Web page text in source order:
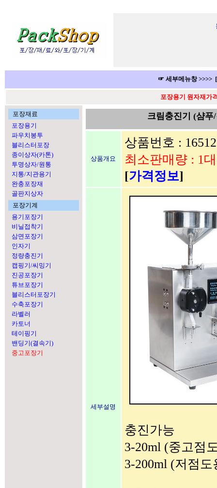
☞ 세부메뉴창
포장용기 원자재가
포장재료
포장용기
파우치봉투
블리스터포장
종이상자(카톤)
투명상자/원통
지통/지관용기
완충포장재
골판지상자
포장기계
용기포장기
비닐접착기
삼면포장기
인자기
정량충진기
캡핑기/씨밍기
진공포장기
튜브포장기
블리스터포장기
수축포장기
라벨러
카토너
테이핑기
밴딩기(결속기)
중고포장기
크림충진기 (샴푸
상품개요
상품번호 :
최소판매량 : 1대
[가격정보]
세부설명
충진가능
3-20ml (중고점
3-200ml (저점도